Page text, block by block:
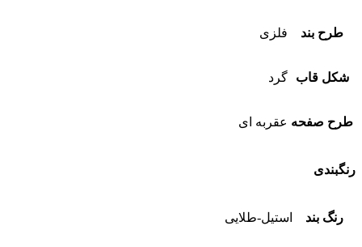
طرح بند فلزی
شکل قاب گرد
طرح صفحه عقربه ای
رنگبندی
رنگ بند استیل-طلایی